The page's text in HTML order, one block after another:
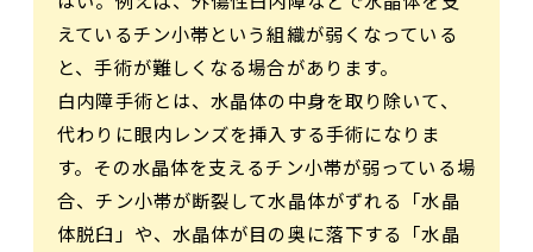
えているチン小帯という組織が弱くなっている
と、手術が難しくなる場合があります。
白内障手術とは、水晶体の中身を取り除いて、
代わりに眼内レンズを挿入する手術になりま
す。その水晶体を支えるチン小帯が弱っている場
合、チン小帯が断裂して水晶体がずれる「水晶
体脱臼」や、水晶体が目の奥に落下する「水晶